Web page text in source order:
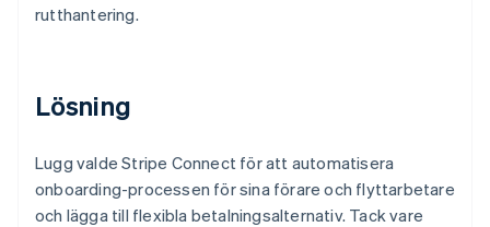
rutthantering.
Lösning
Lugg valde Stripe Connect för att automatisera
onboarding-processen för sina förare och flyttarbetare
och lägga till flexibla betalningsalternativ. Tack vare